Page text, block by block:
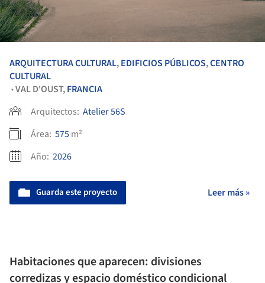
ARQUITECTURA CULTURAL,EDIFICIOS PÚBLICOS,CENTRO
CULTURAL
•VAL D'OUST,FRANCIA
Arquitectos: Atelier 56S
Área: 575m²
Año: 2026
Guarda este proyecto Leer más »
Habitaciones que aparecen: divisiones
corredizas y espacio doméstico condicional